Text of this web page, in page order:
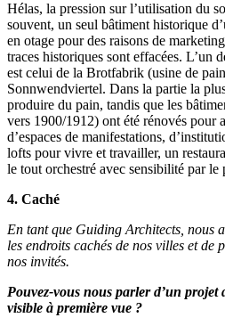
Hélas, la pression sur l’utilisation du
souvent, un seul bâtiment historique
en otage pour des raisons de
traces historiques sont effacées. L’un
est celui de la Brotfabrik (usine de
Sonnwendviertel. Dans la partie la
produire du pain, tandis que les
vers 1900/1912) ont été rénovés pour
d’espaces de manifestations,
lofts pour vivre et travailler, un
le tout orchestré avec sensibilité par
4. Caché
En tant que Guiding Architects, nous
les endroits cachés de nos villes et de
nos invités.
Pouvez-vous nous parler d’un projet
visible à première vue ?